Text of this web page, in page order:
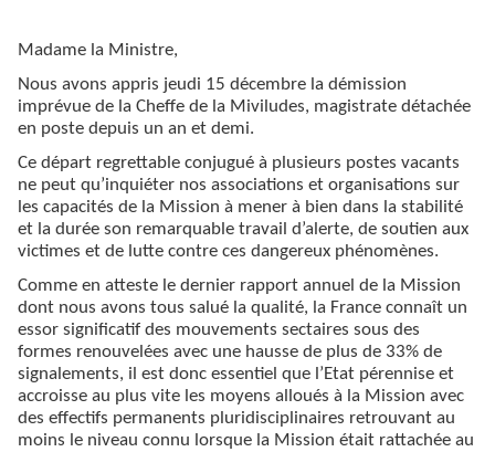
Madame la Ministre,
Nous avons appris jeudi 15 décembre la démission
imprévue de la Cheffe de la Miviludes, magistrate détachée
en poste depuis un an et demi.
Ce départ regrettable conjugué à plusieurs postes vacants
ne peut qu’inquiéter nos associations et organisations sur
les capacités de la Mission à mener à bien dans la stabilité
et la durée son remarquable travail d’alerte, de soutien aux
victimes et de lutte contre ces dangereux phénomènes.
Comme en atteste le dernier rapport annuel de la Mission
dont nous avons tous salué la qualité, la France connaît un
essor significatif des mouvements sectaires sous des
formes renouvelées avec une hausse de plus de 33% de
signalements, il est donc essentiel que l’Etat pérennise et
accroisse au plus vite les moyens alloués à la Mission avec
des effectifs permanents pluridisciplinaires retrouvant au
moins le niveau connu lorsque la Mission était rattachée au